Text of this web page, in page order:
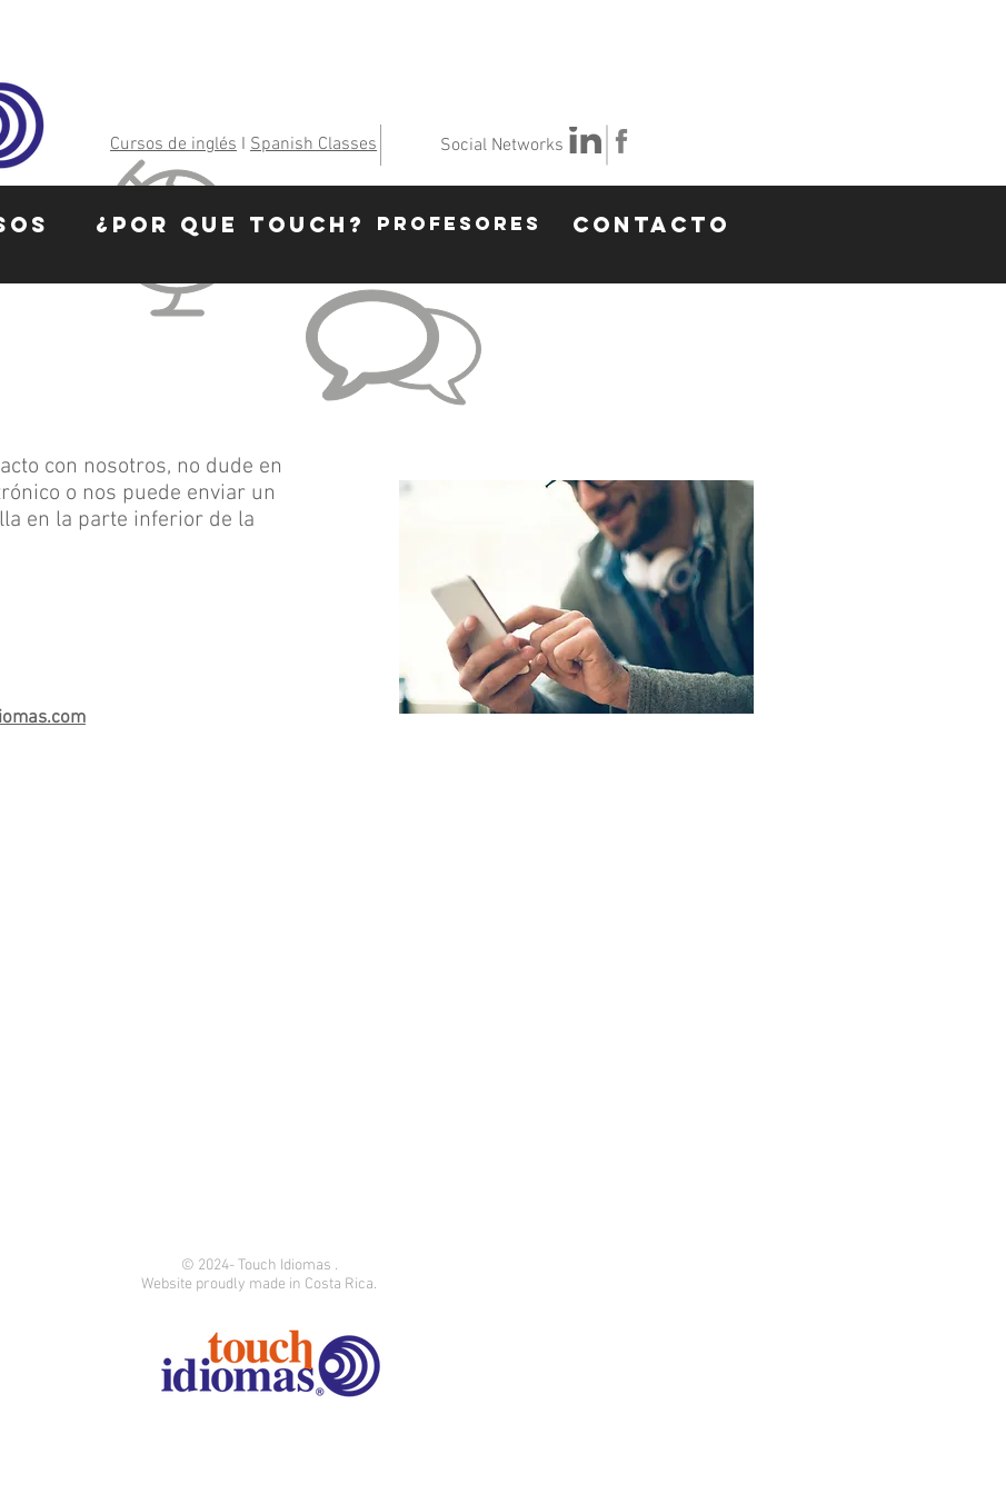
Cursos de inglés I Spanish Classes Social Networks
¿POR QUE TOUCH? PROFESORES CONTACTO
con nosotros, no dude en
o nos puede enviar un
en la parte inferior de la
© 2024- Touch Idiomas .
Website proudly made in Costa Rica.